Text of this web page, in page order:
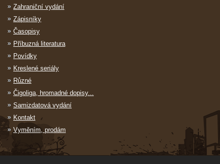
Zahraniční vydání
Zápisníky
Časopisy
Příbuzná literatura
Povídky
Kreslené seriály
Různé
Čigoliga, hromadné dopisy...
Samizdatová vydání
Kontakt
Vyměním, prodám